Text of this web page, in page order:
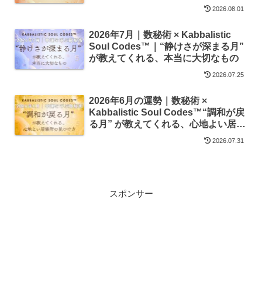
2026.08.01
2026年7月｜数秘術 × Kabbalistic
Soul Codes™｜“静けさが深まる月”
が教えてくれる、本当に大切なもの
2026.07.25
2026年6月の運勢｜数秘術 ×
Kabbalistic Soul Codes™“調和が戻
る月” が教えてくれる、心地よい居場
2026.07.31
スポンサー